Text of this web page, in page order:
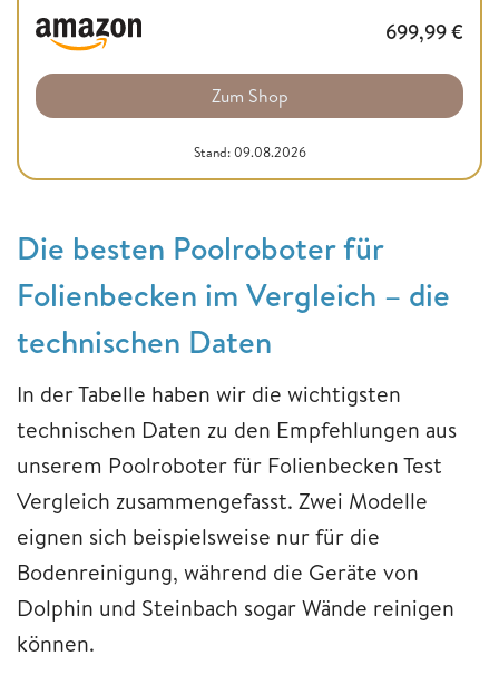
699,99€
Zum Shop
Stand: 09.08.2026
Die besten Poolroboter für
Folienbecken im Vergleich – die
technischen Daten
In der Tabelle haben wir die wichtigsten
technischen Daten zu den Empfehlungen aus
unserem Poolroboter für Folienbecken Test
Vergleich zusammengefasst. Zwei Modelle
eignen sich beispielsweise nur für die
Bodenreinigung, während die Geräte von
Dolphin und Steinbach sogar Wände reinigen
können.